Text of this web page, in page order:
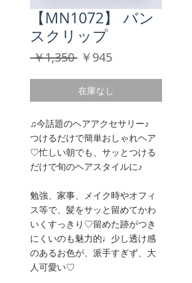
【MN1072】 バン
スクリップ
￥1,350 通
価
格
￥945セ
価
格
在庫なし
♫今話題のヘアアクセサリー♪
つけるだけで簡単おしゃれヘア
♡忙しい朝でも、サッとつける
だけで旬のヘアスタイルに♪
勉強、家事、メイク時やオフィ
ス等で、髪をサッと留めてかわ
いくすっきり♡留めた跡がつき
にくいのも魅力的♩少し透け感
のあるお色が、派手すぎず、大
人可愛い♡